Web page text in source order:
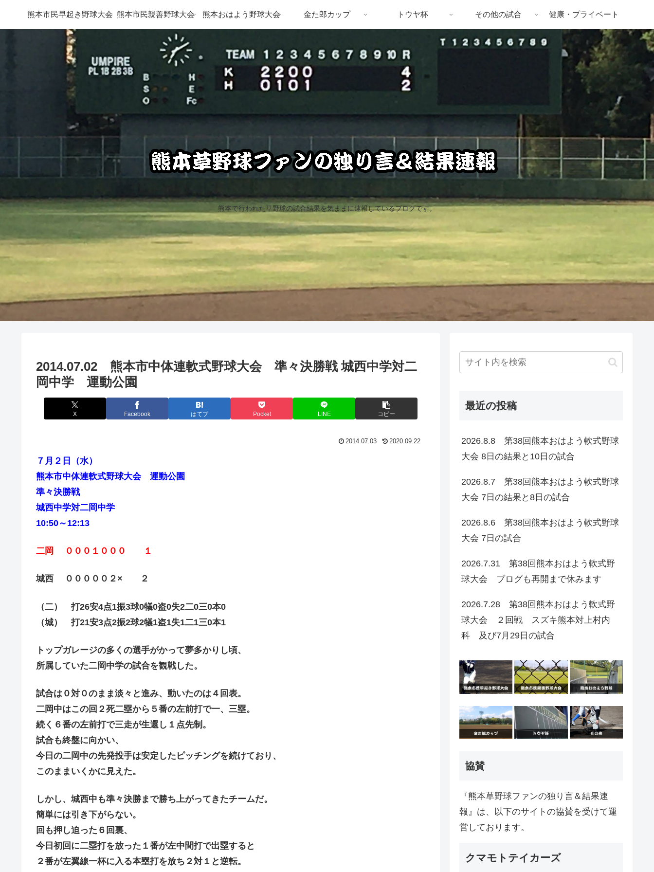
熊本で行われた草野球の試合結果を気ままに速報しているブログです。
熊本市民早起き野球大会 熊本市民親善野球大会 熊本おはよう野球大会 金た郎カップ トウヤ杯 その他の試合 健康・プライベート
2014.07.02 熊本市中体連軟式野球大会 準々決勝戦 城西中学対二
岡中学 運動公園
X Facebook はてブ Pocket LINE コピー
2014.07.03 2020.09.22
７月２日（水）
熊本市中体連軟式野球大会 運動公園
準々決勝戦
城西中学対二岡中学
10:50～12:13
二岡 ０００１０００ １
城西 ０００００２× ２
（二） 打26安4点1振3球0犠0盗0失2二0三0本0
（城） 打21安3点2振2球2犠1盗1失1二1三0本1
トップガレージの多くの選手がかって夢多かりし頃、
所属していた二岡中学の試合を観戦した。
試合は０対０のまま淡々と進み、動いたのは４回表。
二岡中はこの回２死二塁から５番の左前打で一、三塁。
続く６番の左前打で三走が生還し１点先制。
試合も終盤に向かい、
今日の二岡中の先発投手は安定したピッチングを続けており、
このままいくかに見えた。
しかし、城西中も準々決勝まで勝ち上がってきたチームだ。
簡単には引き下がらない。
回も押し迫った６回裏、
今日初回に二塁打を放った１番が左中間打で出塁すると
２番が左翼線一杯に入る本塁打を放ち２対１と逆転。
最近の投稿
2026.8.8 第38回熊本おはよう軟式野球
大会 8日の結果と10日の試合
2026.8.7 第38回熊本おはよう軟式野球
大会 7日の結果と8日の試合
2026.8.6 第38回熊本おはよう軟式野球
大会 7日の試合
2026.7.31 第38回熊本おはよう軟式野
球大会 ブログも再開まで休みます
2026.7.28 第38回熊本おはよう軟式野
球大会 ２回戦 スズキ熊本対上村内
科 及び7月29日の試合
協賛
『熊本草野球ファンの独り言＆結果速
報』は、以下のサイトの協賛を受けて運
営しております。
クマモトテイカーズ